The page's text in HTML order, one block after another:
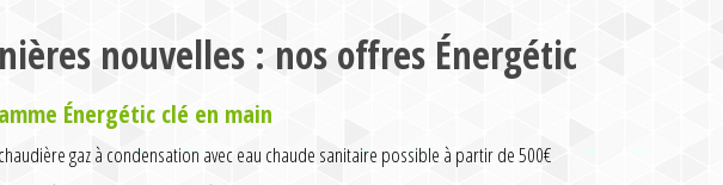
nouvelles : nos offres Énergétic
Énergétic clé en main
gaz à condensation avec eau chaude sanitaire possible à partir de 500€